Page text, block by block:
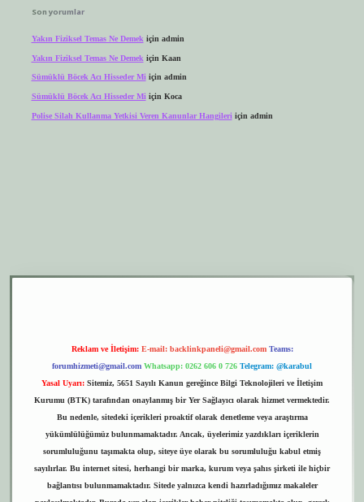
Son yorumlar
Yakın Fiziksel Temas Ne Demek için admin
Yakın Fiziksel Temas Ne Demek için Kaan
Sümüklü Böcek Acı Hisseder Miiçin admin
Sümüklü Böcek Acı Hisseder Mi için Koca
Polise Silah Kullanma Yetkisi Veren Kanunlar Hangileri için admin
Reklam ve İletişim: E-mail: backlinkpaneli@gmail.com Teams:
forumhizmeti@gmail.com Whatsapp: 0262 606 0 726 Telegram: @karabul
Yasal Uyarı: Sitemiz, 5651 Sayılı Kanun gereğince Bilgi Teknolojileri ve İletişim
Kurumu (BTK) tarafından onaylanmış bir Yer Sağlayıcı olarak hizmet vermektedir.
Bu nedenle, sitedeki içerikleri proaktif olarak denetleme veya araştırma
yükümlülüğümüz bulunmamaktadır. Ancak, üyelerimiz yazdıkları içeriklerin
sorumluluğunu taşımakta olup, siteye üye olarak bu sorumluluğu kabul etmiş
sayılırlar. Bu internet sitesi, herhangi bir marka, kurum veya şahıs şirketi ile hiçbir
bağlantısı bulunmamaktadır. Sitede yalnızca kendi hazırladığımız makaleler